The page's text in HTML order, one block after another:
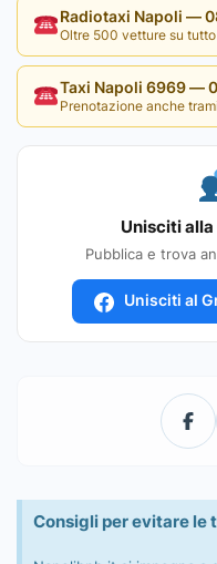
Radiotaxi Napoli —
Oltre 500 vetture su
Taxi Napoli 6969 —
Prenotazione anche
Unisciti
Pubblica e trova
Unisciti al
Consigli per evitare le